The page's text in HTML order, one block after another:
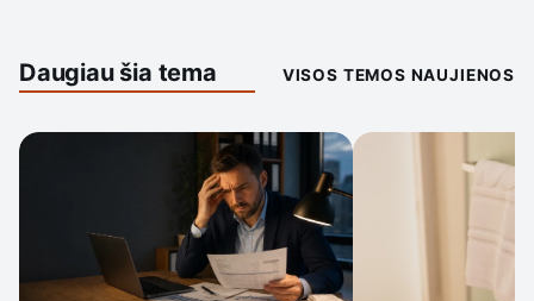
Daugiau šia tema VISOS TEMOS NAUJIENOS